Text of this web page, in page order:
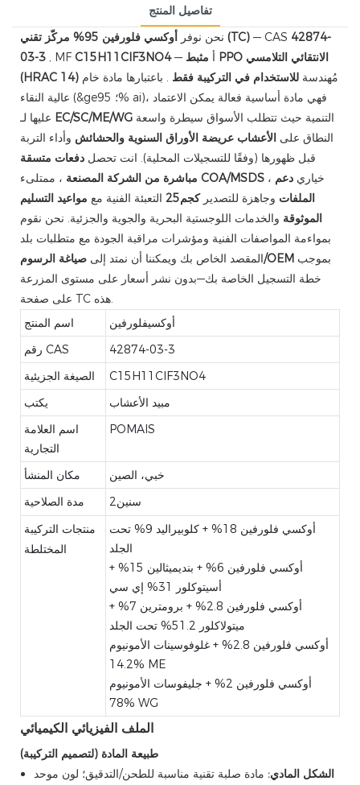
تفاصيل المنتج
نحن نوفر أوكسي فلورفين 95% مركّز تقني (TC) — CAS 42874-
03-3 , MF C15H11ClF3NO4 — أ مثبط PPO الانتقائي التلامسي
(HRAC 14)
مُهندسة للاستخدام في التركيبة فقط . باعتبارها مادة خام
عالية النقاء (&ge؛ 95% ai)، فهي مادة أساسية فعالة يمكن الاعتماد
EC/SC/ME/WG التنمية حيث تتطلب الأسواق سيطرة واسعة
النطاق على الأعشاب عريضة الأوراق السنوية والحشائش وأداء التربة
قبل ظهورها (وفقًا للتسجيلات المحلية). انت تحصل دفعات متسقة
مباشرة من الشركة المصنعة COA/MSDS ، خياري دعم
الملفات وجاهزة للتصديركجم25 التعبئة الفنية مع مواعيد التسليم
الموثوقة والخدمات اللوجستية البحرية والجوية والجزئية. نحن نقوم
بمواءمة المواصفات الفنية ومؤشرات مراقبة الجودة مع متطلبات بلد
المقصد الخاص بك ويمكننا أن نمتد إلىصياغة الرسوم/OEM بموجب
خطة التسجيل الخاصة بك—بدون نشر أسعار على مستوى المزرعة
على صفحة TC هذه.
اسم المنتج
أوكسيفلورفين
رقم CAS
42874-03-3
الصيغة الجزيئية
C15H11ClF3NO4
يكتب
مبيد الأعشاب
اسم العلامة
التجارية
POMAIS
مكان المنشأ
خبي، الصين
مدة الصلاحية
سنين2
منتجات التركيبة
المختلطة
أوكسي فلورفين 18% + كلوبيراليد 9% تحت
الجلد
أوكسي فلورفين 6% + بنديميثالين 15% +
أسيتوكلور 31% إي سي
أوكسي فلورفين 2.8% + برومترين 7% +
ميتولاكلور 51.2% تحت الجلد
أوكسي فلورفين 2.8% + غلوفوسينات الأمونيوم
14.2% ME
أوكسي فلورفين 2% + جليفوسات الأمونيوم
78% WG
الملف الفيزيائي الكيميائي
طبيعة المادة (لتصميم التركيبة)
الشكل المادي: مادة صلبة تقنية مناسبة للطحن/التدقيق؛ لون موحد